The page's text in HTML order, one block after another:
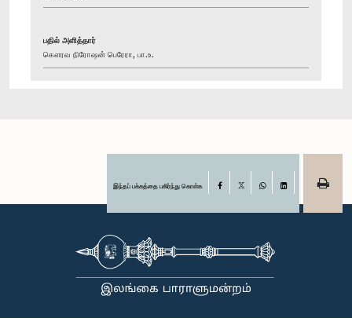
பதில் அளித்தார்
கௌரவ நிரோஷன் பெரேரா, பா.உ.
இந்தப் பக்கத்தை பகிர்ந்து கொள்க Facebook